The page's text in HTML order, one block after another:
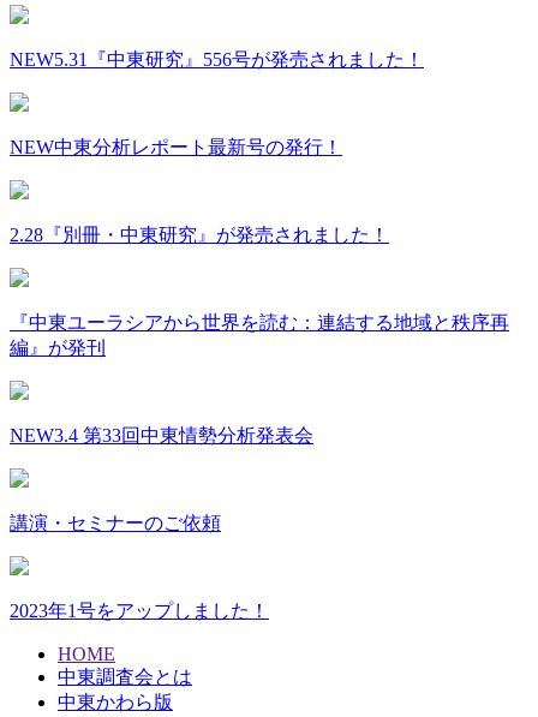
NEW5.31『中東研究』556号が発売されました！
NEW中東分析レポート最新号の発行！
2.28『別冊・中東研究』が発売されました！
『中東ユーラシアから世界を読む：連結する地域と秩序再
編』が発刊
NEW3.4 第33回中東情勢分析発表会
講演・セミナーのご依頼
2023年1号をアップしました！
HOME
中東調査会とは
中東かわら版